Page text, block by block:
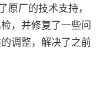
原厂的技术支持，
，并修复了一些问
调整，解决了之前